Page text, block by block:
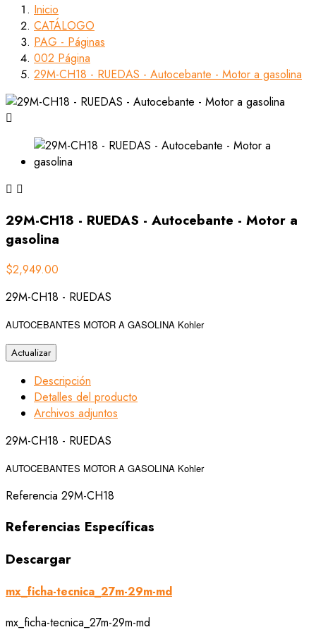
Inicio
CATÁLOGO
PAG - Páginas
002 Página
29M-CH18 - RUEDAS - Autocebante - Motor a gasolina

 
29M-CH18 - RUEDAS - Autocebante - Motor a
gasolina
$2,949.00
29M-CH18 - RUEDAS
AUTOCEBANTES MOTOR A GASOLINA Kohler
Descripción
Detalles del producto
Archivos adjuntos
29M-CH18 - RUEDAS
AUTOCEBANTES MOTOR A GASOLINA Kohler
Referencia 29M-CH18
Referencias Específicas
Descargar
mx_ficha-tecnica_27m-29m-md
mx_ficha-tecnica_27m-29m-md